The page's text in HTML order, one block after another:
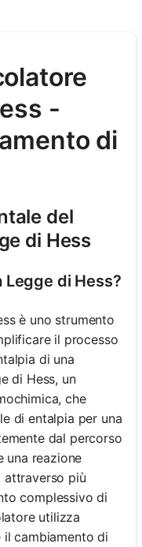
-
di
del
di Hess
Legge di Hess?
è uno strumento
il processo
di una
di Hess, un
che
di entalpia per una
dal percorso
una reazione
attraverso più
complessivo di
utilizza
cambiamento di